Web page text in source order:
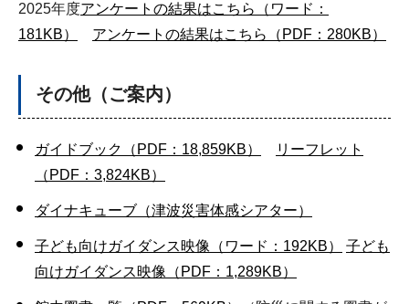
2025年度アンケートの結果はこちら（ワード：
181KB）
アンケートの結果はこちら（PDF：280KB）
その他（ご案内）
ガイドブック（PDF：18,859KB）
リーフレット
（PDF：3,824KB）
ダイナキューブ（津波災害体感シアター）
子ども向けガイダンス映像（ワード：192KB）
子ども
向けガイダンス映像（PDF：1,289KB）